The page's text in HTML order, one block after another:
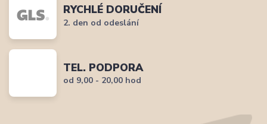
RYCHLÉ DORUČENÍ
2. den od odeslání
TEL. PODPORA
od 9,00 - 20,00 hod